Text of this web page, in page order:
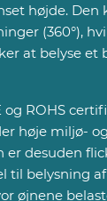
højde. Den
(360°),
at belyse et
og ROHS
høje miljø- og
er desuden
til belysning af
øjnene